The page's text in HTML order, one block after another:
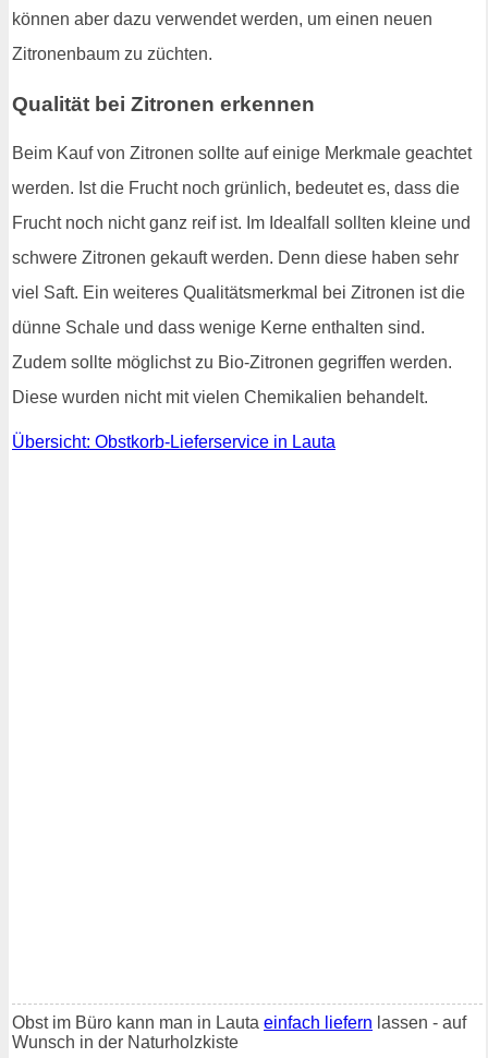
können aber dazu verwendet werden, um einen neuen
Zitronenbaum zu züchten.
Qualität bei Zitronen erkennen
Beim Kauf von Zitronen sollte auf einige Merkmale geachtet
werden. Ist die Frucht noch grünlich, bedeutet es, dass die
Frucht noch nicht ganz reif ist. Im Idealfall sollten kleine und
schwere Zitronen gekauft werden. Denn diese haben sehr
viel Saft. Ein weiteres Qualitätsmerkmal bei Zitronen ist die
dünne Schale und dass wenige Kerne enthalten sind.
Zudem sollte möglichst zu Bio-Zitronen gegriffen werden.
Diese wurden nicht mit vielen Chemikalien behandelt.
Übersicht: Obstkorb-Lieferservice in Lauta
Obst im Büro kann man in Lauta einfach liefern lassen - auf
Wunsch in der Naturholzkiste